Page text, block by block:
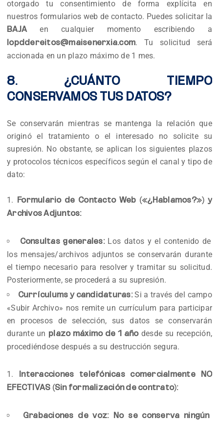
otorgado tu consentimiento de forma explícita en
nuestros formularios web de contacto. Puedes solicitar la
BAJAen cualquier momento escribiendo a
lopddereitos@maisenerxia.com. Tu solicitud será
accionada en un plazo máximo de 1 mes.
8. ¿CUÁNTO TIEMPO
CONSERVAMOS TUS DATOS?
Se conservarán mientras se mantenga la relación que
originó el tratamiento o el interesado no solicite su
supresión. No obstante, se aplican los siguientes plazos
y protocolos técnicos específicos según el canal y tipo de
dato:
Formulario de Contacto Web («¿Hablamos?») y
Archivos Adjuntos:
Consultas generales:Los datos y el contenido de
los mensajes/archivos adjuntos se conservarán durante
el tiempo necesario para resolver y tramitar su solicitud.
Posteriormente, se procederá a su supresión.
Currículums y candidaturas:Si a través del campo
«Subir Archivo» nos remite un currículum para participar
en procesos de selección, sus datos se conservarán
durante un plazo máximo de 1 añodesde su recepción,
procediéndose después a su destrucción segura.
Interacciones telefónicas comercialmente NO
EFECTIVAS (Sin formalización de contrato):
Grabaciones de voz:
No se conserva ningún